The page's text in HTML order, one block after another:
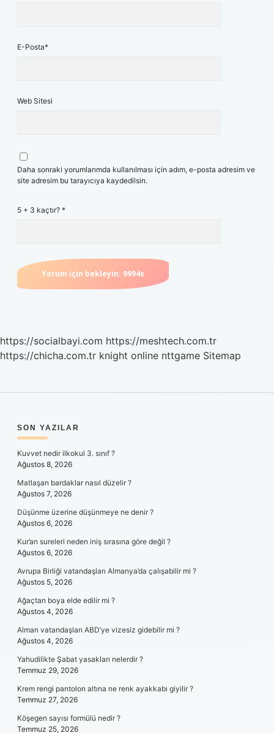
E-Posta*
Web Sitesi
Daha sonraki yorumlarımda kullanılması için adım, e-posta adresim ve
site adresim bu tarayıcıya kaydedilsin.
5 + 3 kaçtır? *
https://socialbayi.com https://meshtech.com.tr
https://chicha.com.tr knight online nttgame Sitemap
SIDEBAR
SON YAZILAR
Kuvvet nedir ilkokul 3. sınıf ?
Ağustos 8, 2026
Matlaşan bardaklar nasıl düzelir ?
Ağustos 7, 2026
Düşünme üzerine düşünmeye ne denir ?
Ağustos 6, 2026
Kur’an sureleri neden iniş sırasına göre değil ?
Ağustos 6, 2026
Avrupa Birliği vatandaşları Almanya’da çalışabilir mi ?
Ağustos 5, 2026
Ağaçtan boya elde edilir mi ?
Ağustos 4, 2026
Alman vatandaşları ABD’ye vizesiz gidebilir mi ?
Ağustos 4, 2026
Yahudilikte Şabat yasakları nelerdir ?
Temmuz 29, 2026
Krem rengi pantolon altına ne renk ayakkabı giyilir ?
Temmuz 27, 2026
Köşegen sayısı formülü nedir ?
Temmuz 25, 2026